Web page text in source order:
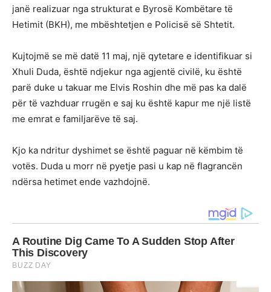
janë realizuar nga strukturat e Byrosë Kombëtare të
Hetimit (BKH), me mbështetjen e Policisë së Shtetit.
Kujtojmë se më datë 11 maj, një qytetare e identifikuar si
Xhuli Duda, është ndjekur nga agjentë civilë, ku është
parë duke u takuar me Elvis Roshin dhe më pas ka dalë
për të vazhduar rrugën e saj ku është kapur me një listë
me emrat e familjarëve të saj.
Kjo ka ndritur dyshimet se është paguar në këmbim të
votës. Duda u morr në pyetje pasi u kap në flagrancën
ndërsa hetimet ende vazhdojnë.